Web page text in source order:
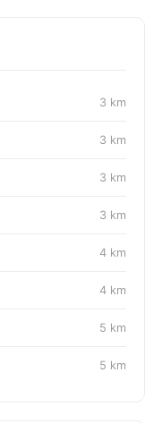
3 km
3 km
3 km
3 km
4 km
4 km
5 km
5 km